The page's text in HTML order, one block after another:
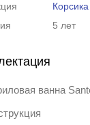
Корсика
5 лет
ванна